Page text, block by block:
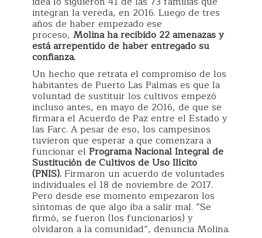
integran la vereda, en 2016. Luego de tres
años de haber empezado ese
proceso, Molina ha recibido 22 amenazas y
está arrepentido de haber entregado su
confianza.
Un hecho que retrata el compromiso de los
habitantes de Puerto Las Palmas es que la
voluntad de sustituir los cultivos empezó
incluso antes, en mayo de 2016, de que se
firmara el Acuerdo de Paz entre el Estado y
las Farc. A pesar de eso, los campesinos
tuvieron que esperar a que comenzara a
funcionar el Programa Nacional Integral de
Sustitución de Cultivos de Uso Ilícito
(PNIS).Firmaron un acuerdo de voluntades
individuales el 18 de noviembre de 2017.
Pero desde ese momento empezaron los
síntomas de que algo iba a salir mal. “Se
firmó, se fueron (los funcionarios) y
olvidaron a la comunidad”, denuncia Molina.